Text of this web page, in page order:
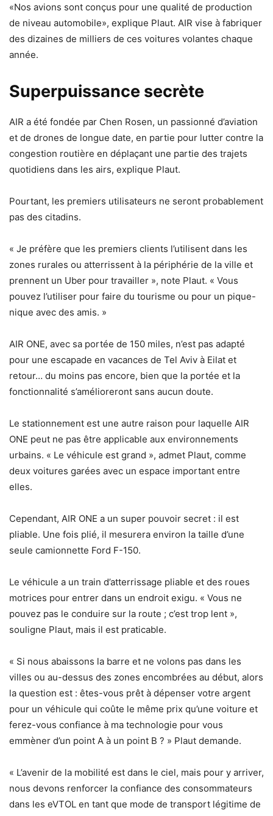
«Nos avions sont conçus pour une qualité de production
de niveau automobile», explique Plaut. AIR vise à fabriquer
des dizaines de milliers de ces voitures volantes chaque
année.
Superpuissance secrète
AIR a été fondée par Chen Rosen, un passionné d’aviation
et de drones de longue date, en partie pour lutter contre la
congestion routière en déplaçant une partie des trajets
quotidiens dans les airs, explique Plaut.
Pourtant, les premiers utilisateurs ne seront probablement
pas des citadins.
« Je préfère que les premiers clients l’utilisent dans les
zones rurales ou atterrissent à la périphérie de la ville et
prennent un Uber pour travailler », note Plaut. « Vous
pouvez l’utiliser pour faire du tourisme ou pour un pique-
nique avec des amis. »
AIR ONE, avec sa portée de 150 miles, n’est pas adapté
pour une escapade en vacances de Tel Aviv à Eilat et
retour… du moins pas encore, bien que la portée et la
fonctionnalité s’amélioreront sans aucun doute.
Le stationnement est une autre raison pour laquelle AIR
ONE peut ne pas être applicable aux environnements
urbains. « Le véhicule est grand », admet Plaut, comme
deux voitures garées avec un espace important entre
elles.
Cependant, AIR ONE a un super pouvoir secret : il est
pliable. Une fois plié, il mesurera environ la taille d’une
seule camionnette Ford F-150.
Le véhicule a un train d’atterrissage pliable et des roues
motrices pour entrer dans un endroit exigu. « Vous ne
pouvez pas le conduire sur la route ; c’est trop lent »,
souligne Plaut, mais il est praticable.
« Si nous abaissons la barre et ne volons pas dans les
villes ou au-dessus des zones encombrées au début, alors
la question est : êtes-vous prêt à dépenser votre argent
pour un véhicule qui coûte le même prix qu’une voiture et
ferez-vous confiance à ma technologie pour vous
emmèner d’un point A à un point B ? » Plaut demande.
« L’avenir de la mobilité est dans le ciel, mais pour y arriver,
nous devons renforcer la confiance des consommateurs
dans les eVTOL en tant que mode de transport légitime de